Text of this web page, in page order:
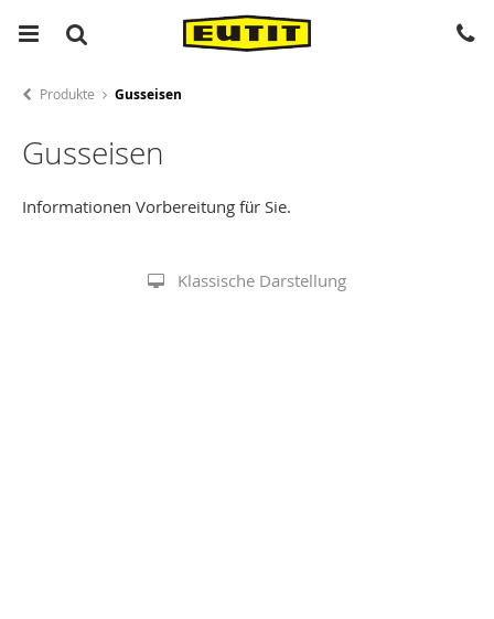
Produkte Gusseisen
Gusseisen
Informationen Vorbereitung für Sie.
Klassische Darstellung